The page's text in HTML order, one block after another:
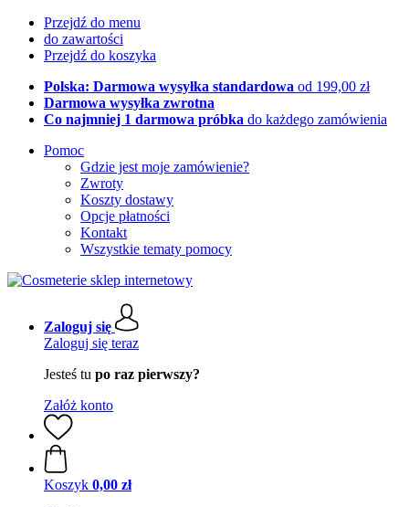
Przejdź do menu
do zawartości
Przejdź do koszyka
Polska: Darmowa wysyłka standardowa od 199,00 zł
Darmowa wysyłka zwrotna
Co najmniej 1 darmowa próbka do każdego zamówienia
Pomoc
Gdzie jest moje zamówienie?
Zwroty
Koszty dostawy
Opcje płatności
Kontakt
Wszystkie tematy pomocy
Zaloguj się
Zaloguj się teraz
Jesteś tu po raz pierwszy?
Załóż konto
Koszyk 0,00 zł